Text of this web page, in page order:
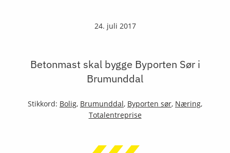
24. juli 2017
Betonmast skal bygge Byporten Sør i
Brumunddal
Stikkord: Bolig, Brumunddal, Byporten sør, Næring,
Totalentreprise